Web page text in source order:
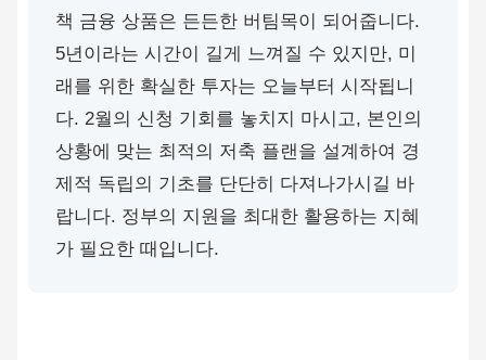
책 금융 상품은 든든한 버팀목이 되어줍니다.
5년이라는 시간이 길게 느껴질 수 있지만, 미
래를 위한 확실한 투자는 오늘부터 시작됩니
다. 2월의 신청 기회를 놓치지 마시고, 본인의
상황에 맞는 최적의 저축 플랜을 설계하여 경
제적 독립의 기초를 단단히 다져나가시길 바
랍니다. 정부의 지원을 최대한 활용하는 지혜
가 필요한 때입니다.